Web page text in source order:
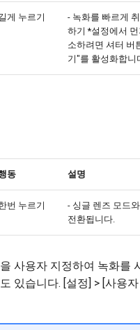
게 누르기
- 녹화를 빠르게
하기 *설정에서
소하려면 셔터 버
기"를 활성화합니
동 설명
번 누르기
- 싱글 렌즈 모드
전환됩니다.
사용자 지정하여 녹화를
있습니다. [설정] > [사용